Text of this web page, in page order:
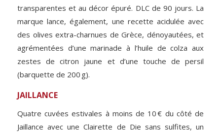
transparentes et au décor épuré. DLC de 90 jours. La
marque lance, également, une recette acidulée avec
des olives extra-charnues de Grèce, dénoyautées, et
agrémentées d’une marinade à l’huile de colza aux
zestes de citron jaune et d’une touche de persil
(barquette de 200 g).
JAILLANCE
Quatre cuvées estivales à moins de 10 € du côté de
Jaillance avec une Clairette de Die sans sulfites, un